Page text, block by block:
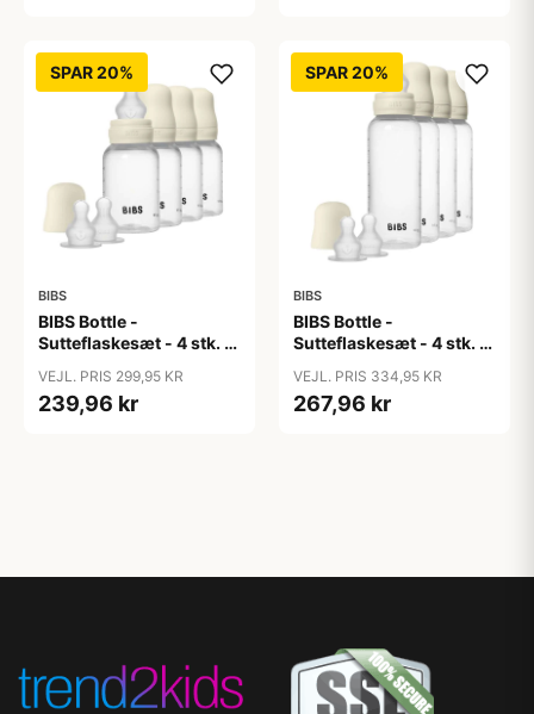
SPAR 20%
BIBS
BIBS Bottle -
Sutteflaskesæt - 4 stk. -
- Ivory
VEJL. PRIS 299,95 KR
239,96 kr
SPAR 20%
BIBS
BIBS Bottle -
Sutteflaskesæt - 4 stk. -
270ml - Ivory
VEJL. PRIS 334,95 KR
267,96 kr